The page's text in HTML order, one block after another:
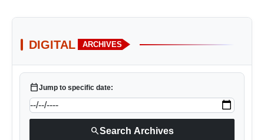
DIGITAL ARCHIVES
calendar_todayJump to specific date:
searchSearch Archives